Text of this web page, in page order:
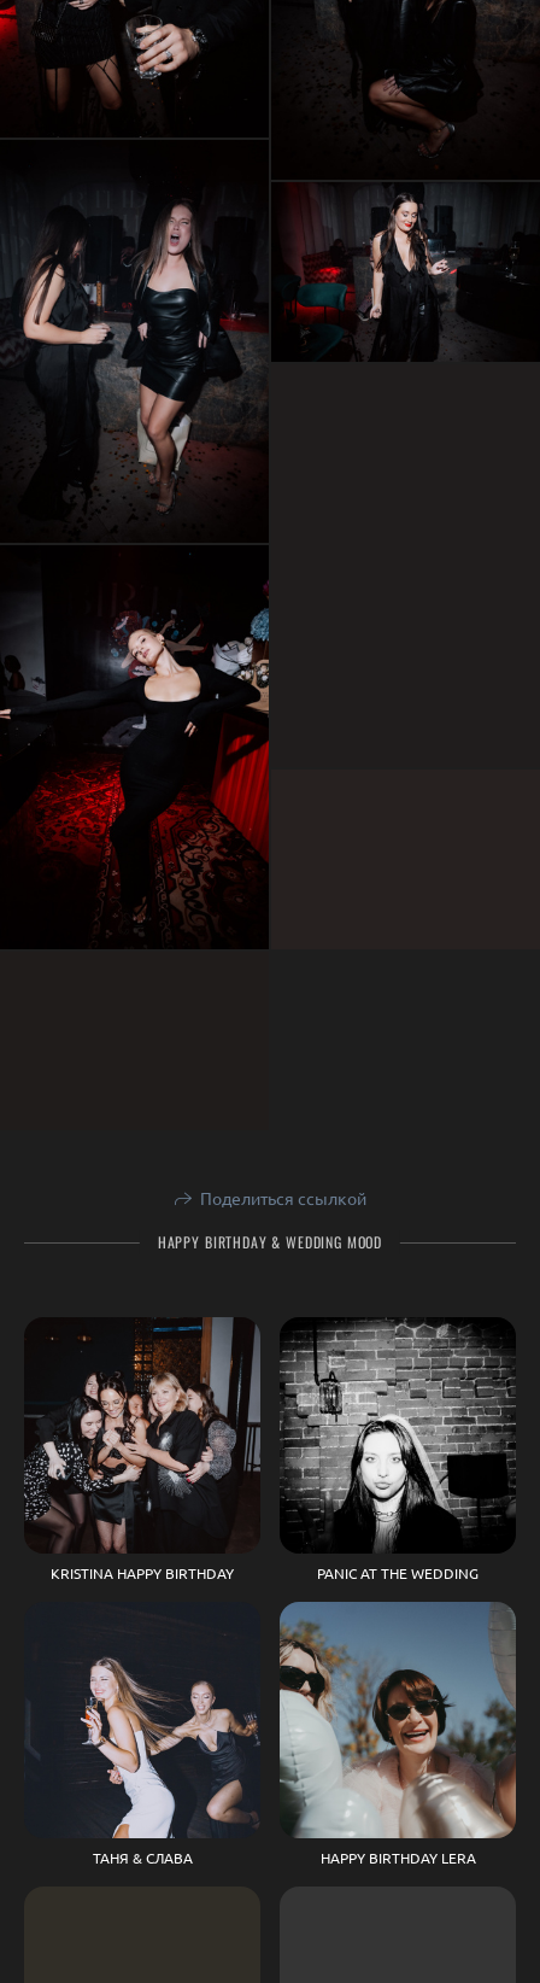
Поделиться ссылкой
HAPPY BIRTHDAY & WEDDING MOOD
KRISTINA HAPPY BIRTHDAY PANIC AT THE WEDDING
ТАНЯ & СЛАВА HAPPY BIRTHDAY LERA